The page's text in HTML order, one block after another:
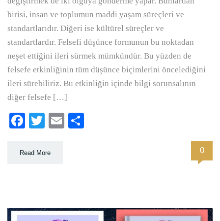
birisi, insan ve toplumun maddi yaşam süreçleri ve
standartlarıdır. Diğeri ise kültürel süreçler ve
standartlardır. Felsefi düşünce formunun bu noktadan
neşet ettiğini ileri sürmek mümkündür. Bu yüzden de
felsefe etkinliğinin tüm düşünce biçimlerini öncelediğini
ileri sürebiliriz. Bu etkinliğin içinde bilgi sorunsalının
diğer felsefe […]
Facebook
TwitterEmail
Read More 0